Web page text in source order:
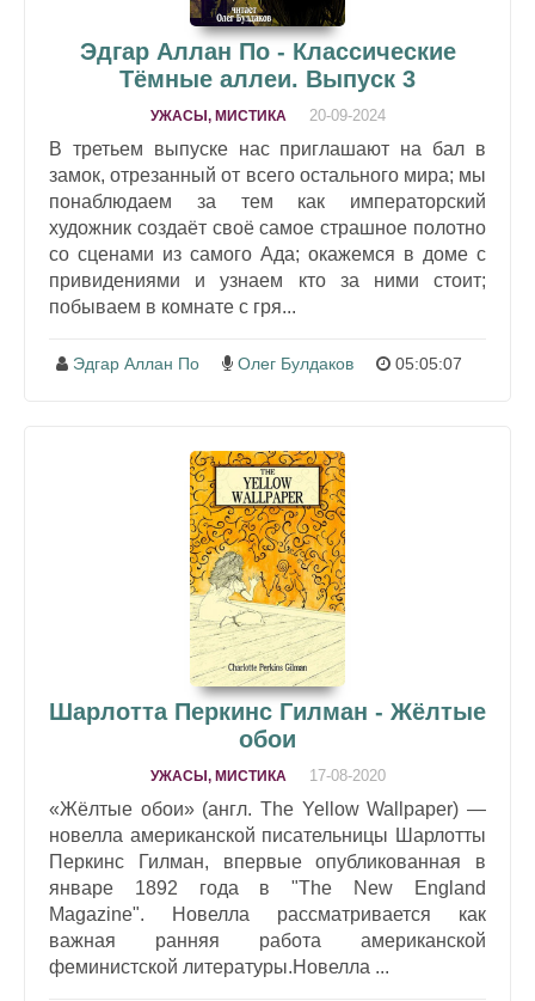
Эдгар Аллан По - Классические
Тёмные аллеи. Выпуск 3
УЖАСЫ, МИСТИКА 20-09-2024
В третьем выпуске нас приглашают на бал в
замок, отрезанный от всего остального мира; мы
понаблюдаем за тем как императорский
художник создаёт своё самое страшное полотно
со сценами из самого Ада; окажемся в доме с
привидениями и узнаем кто за ними стоит;
побываем в комнате с гря...
Эдгар Аллан По Олег Булдаков 05:05:07
Шарлотта Перкинс Гилман - Жёлтые
обои
УЖАСЫ, МИСТИКА 17-08-2020
«Жёлтые обои» (англ. The Yellow Wallpaper) —
новелла американской писательницы Шарлотты
Перкинс Гилман, впервые опубликованная в
январе 1892 года в "The New England
Magazine". Новелла рассматривается как
важная ранняя работа американской
феминистской литературы.Новелла ...